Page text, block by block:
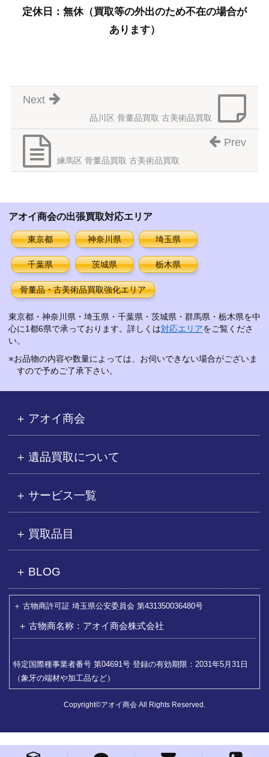
定休日：無休（買取等の外出のため不在の場合が
あります）
品川区 骨董品買取 古美術品買取
Next
練馬区 骨董品買取 古美術品買取
Prev
アオイ商会の出張買取対応エリア
東京都 神奈川県 埼玉県
千葉県 茨城県 栃木県
骨董品・古美術品買取強化エリア
東京都・神奈川県・埼玉県・千葉県・茨城県・群馬県・栃木県を中
心に1都6県で承っております。詳しくは対応エリアをご覧くださ
い。
※お品物の内容や数量によっては、お伺いできない場合がございま
すので予めご了承下さい。
アオイ商会
遺品買取について
サービス一覧
買取品目
BLOG
古物商許可証 埼玉県公安委員会 第431350036480号
古物商名称：アオイ商会株式会社
特定国際種事業者番号 第04691号 登録の有効期限：2031年5月31日
（象牙の端材や加工品など）
Copyright©アオイ商会 All Rights Reserved.